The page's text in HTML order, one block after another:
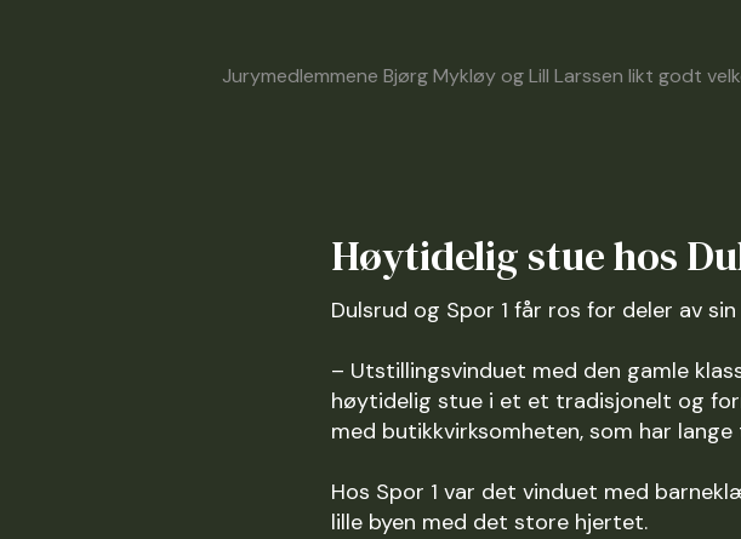
Jurymedlemmene Bjørg Mykløy og Lill Larssen likt godt
Høytidelig stue hos
Dulsrud og Spor 1 får ros for deler av
– Utstillingsvinduet med den gamle
høytidelig stue i et et tradisjonelt og
med butikkvirksomheten, som har
Hos Spor 1 var det vinduet med
lille byen med det store hjertet.